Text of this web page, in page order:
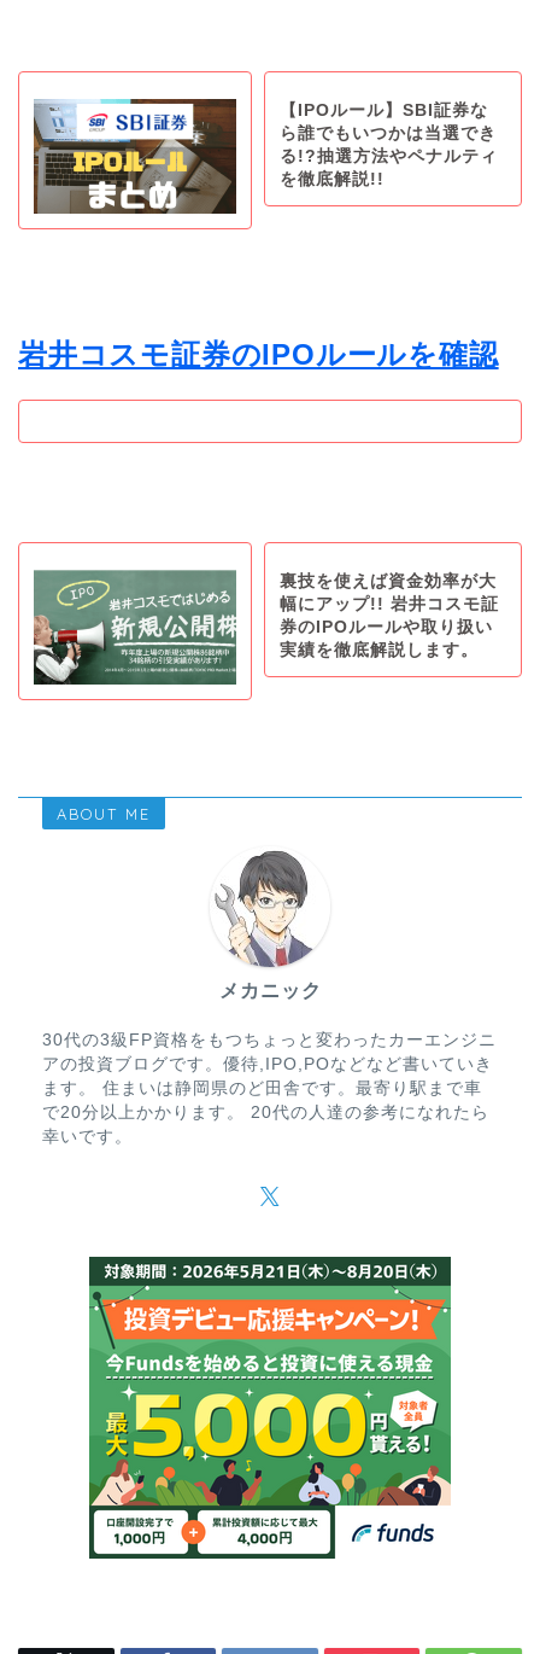
【IPOルール】SBI証券な
ら誰でもいつかは当選でき
る!?抽選方法やペナルティ
を徹底解説!!
岩井コスモ証券のIPOルールを確認
裏技を使えば資金効率が大
幅にアップ!! 岩井コスモ証
券のIPOルールや取り扱い
実績を徹底解説します。
ABOUT ME
メカニック
30代の3級FP資格をもつちょっと変わったカーエンジニ
アの投資ブログです。優待,IPO,POなどなど書いていき
ます。 住まいは静岡県のど田舎です。最寄り駅まで車
で20分以上かかります。 20代の人達の参考になれたら
幸いです。